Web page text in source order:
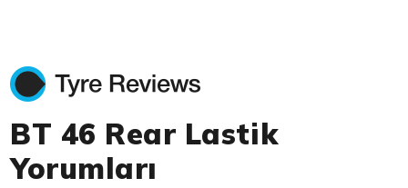
BT 46 Rear Lastik
Yorumları